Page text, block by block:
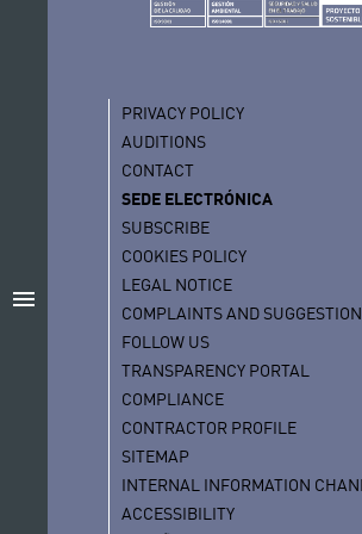
menu
PRIVACY POLICY
AUDITIONS
CONTACT
SEDE ELECTRÓNICA
SUBSCRIBE
COOKIES POLICY
LEGAL NOTICE
COMPLAINTS AND
FOLLOW US
TRANSPARENCY PORTAL
COMPLIANCE
CONTRACTOR PROFILE
SITEMAP
INTERNAL INFORMATION
ACCESSIBILITY